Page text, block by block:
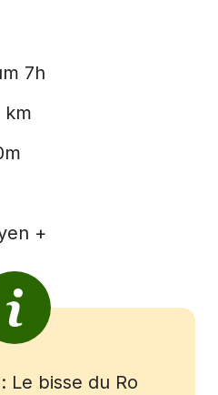
7h
km
+
: Le bisse du Ro